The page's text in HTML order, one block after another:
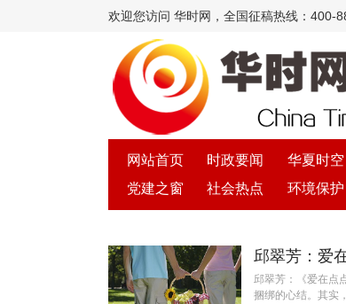
欢迎您访问 华时网，全国征稿热线：400-
网站首页 时政要闻 华夏时空
党建之窗
社会热点 环境保护
邱翠芳：爱
邱翠芳：《爱在点
捆绑的心结。其实